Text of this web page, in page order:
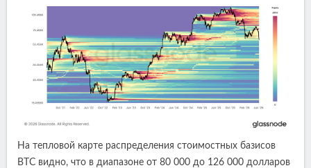
На тепловой карте распределения стоимостных базисов
BTC видно, что в диапазоне от 80 000 до 126 000 долларов